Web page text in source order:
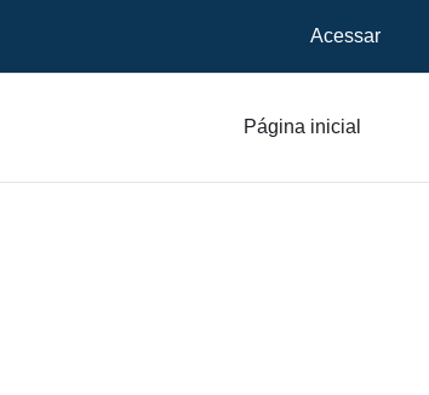
Acessar
Página inicial